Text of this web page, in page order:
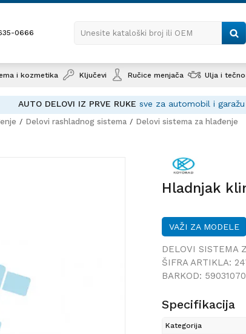
0666 Unesite kataloški broj ili OEM
i kozmetika Ključevi Ručice menjača Ulja i
i garažu
Delovi rashladnog sistema Delovi sistema za hlađenje
Hladnjak
VAŽI ZA MODELE
DELOVI SISTEMA
ŠIFRA ARTIKLA:
BARKOD:
Specifikacija
Kategorija